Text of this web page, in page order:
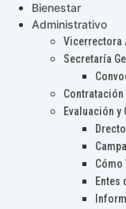
Bienestar
Administrativo
Vicerrectora
Secretaría
Contratación
Evaluación y
Cómo
Entes